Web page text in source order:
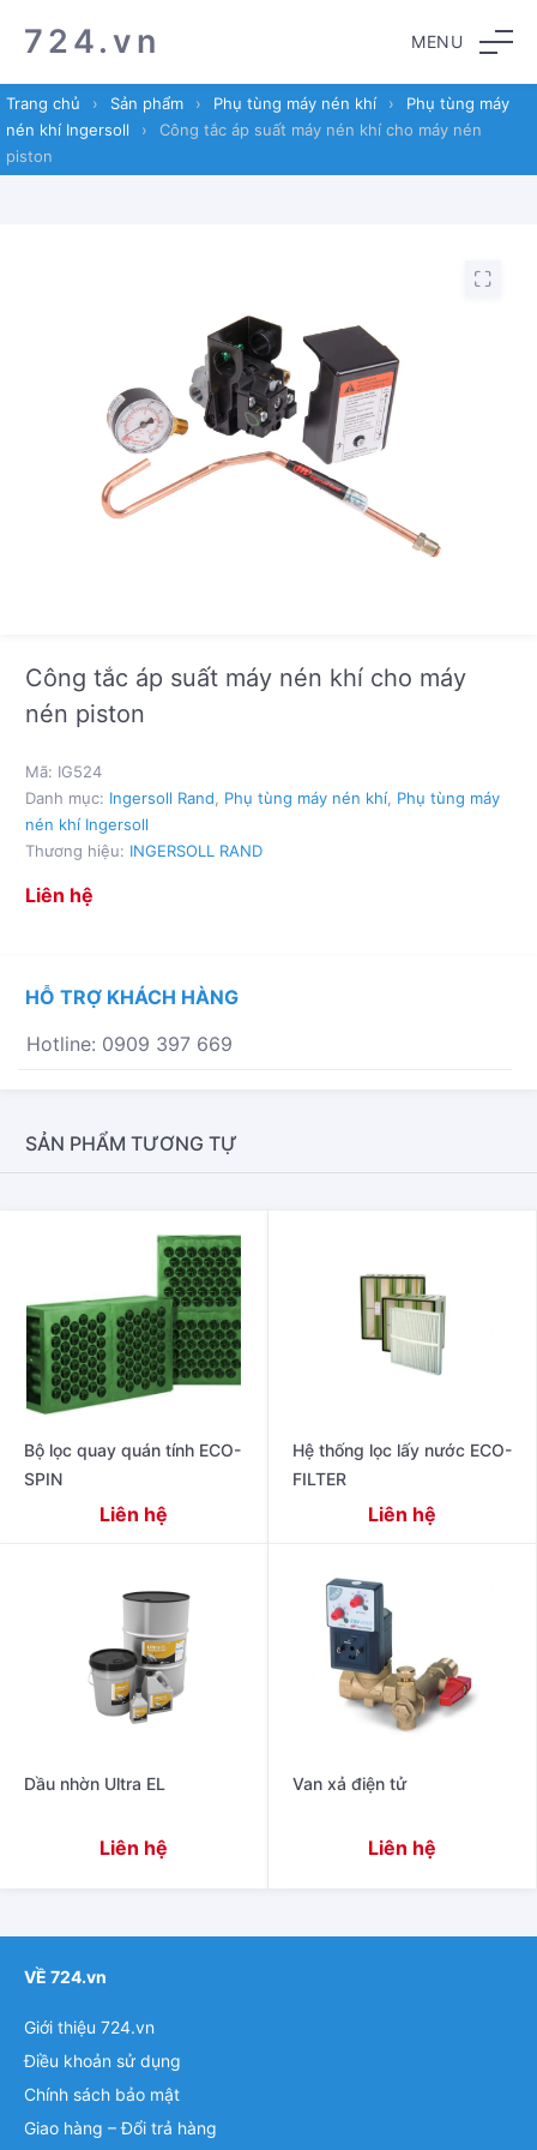
to
navigation
to
content
724.vn MENU
Trang chủ › Sản phẩm › Phụ tùng máy nén khí ›
Phụ tùng máy
nén khí Ingersoll
›
Công tắc áp suất máy nén khí cho máy nén
piston
Công tắc áp suất máy nén khí cho máy
nén piston
Liên hệ
Mã: IG524
Danh mục: Ingersoll Rand Phụ tùng máy nén khí Phụ tùng máy
nén khí Ingersoll
Thương hiệu: INGERSOLL RAND
HỖ TRỢ KHÁCH HÀNG
Hotline: 0909 397 669
SẢN PHẨM TƯƠNG TỰ
Bộ lọc quay quán tính ECO-
SPIN
Liên hệ
Hệ thống lọc lấy nước ECO-
FILTER
Liên hệ
Dầu nhờn Ultra EL
Liên hệ
Van xả điện tử
Liên hệ
VỀ 724.vn
Giới thiệu 724.vn
Điều khoản sử dụng
Chính sách bảo mật
Giao hàng – Đổi trả hàng